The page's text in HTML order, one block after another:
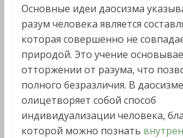
Основные идеи даосизма
разум человека является
которая совершенно не
природой. Это учение
отторжении от разума, что
полного безразличия. В
олицетворяет собой способ
индивидуализации человека,
которой можно познать